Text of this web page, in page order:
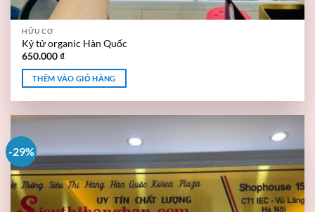
HỮU CƠ
Kỷ tử organic Hàn Quốc
650.000₫
THÊM VÀO GIỎ HÀNG
-29%